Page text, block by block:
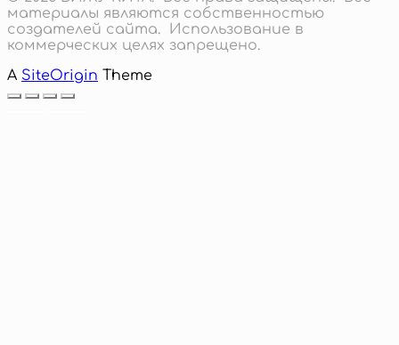
материалы являются собственностью
создателей сайта. Использование в
коммерческих целях запрещено.
A SiteOrigin Theme